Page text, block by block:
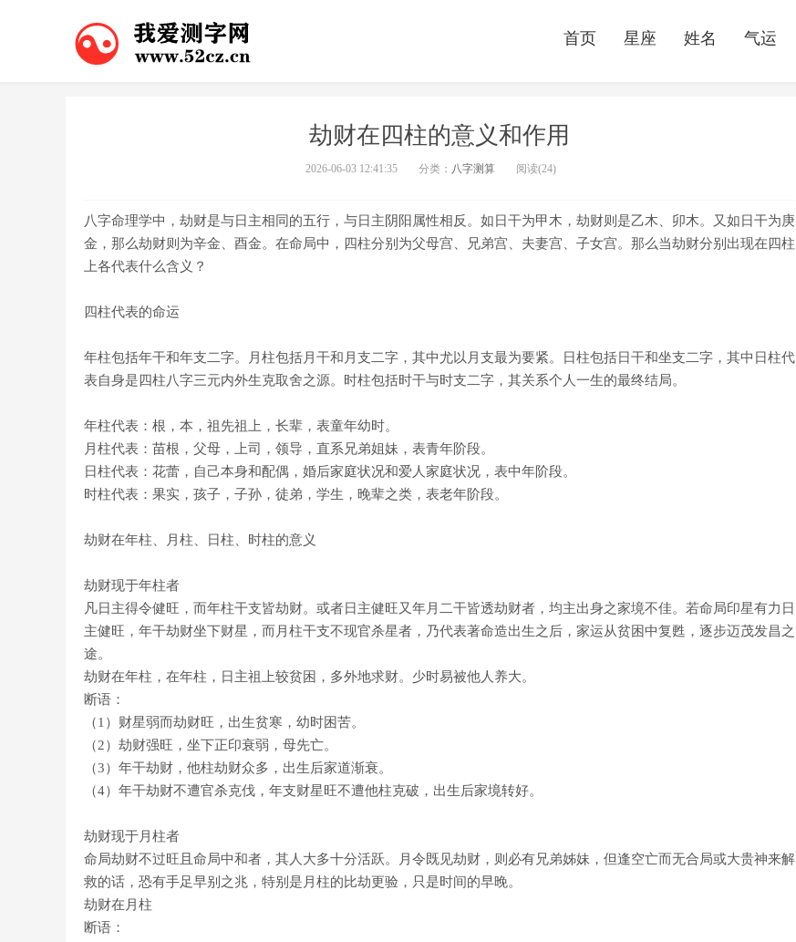
首页 星座 姓名 气运
劫财在四柱的意义和作用
2026-06-03 12:41:35 分类： 八字测算 阅读(24)
八字命理学中，劫财是与日主相同的五行，与日主阴阳属性相反。如日干为甲木，劫财则是乙木、卯木。又如日干为庚
金，那么劫财则为辛金、酉金。在命局中，四柱分别为父母宫、兄弟宫、夫妻宫、子女宫。那么当劫财分别出现在四柱
上各代表什么含义？
四柱代表的命运
年柱包括年干和年支二字。月柱包括月干和月支二字，其中尤以月支最为要紧。日柱包括日干和坐支二字，其中日柱代
表自身是四柱八字三元内外生克取舍之源。时柱包括时干与时支二字，其关系个人一生的最终结局。
年柱代表：根，本，祖先祖上，长辈，表童年幼时。
月柱代表：苗根，父母，上司，领导，直系兄弟姐妹，表青年阶段。
日柱代表：花蕾，自己本身和配偶，婚后家庭状况和爱人家庭状况，表中年阶段。
时柱代表：果实，孩子，子孙，徒弟，学生，晚辈之类，表老年阶段。
劫财在年柱、月柱、日柱、时柱的意义
劫财现于年柱者
凡日主得令健旺，而年柱干支皆劫财。或者日主健旺又年月二干皆透劫财者，均主出身之家境不佳。若命局印星有力日
主健旺，年干劫财坐下财星，而月柱干支不现官杀星者，乃代表著命造出生之后，家运从贫困中复甦，逐步迈茂发昌之
途。
劫财在年柱，在年柱，日主祖上较贫困，多外地求财。少时易被他人养大。
断语：
（1）财星弱而劫财旺，出生贫寒，幼时困苦。
（2）劫财强旺，坐下正印衰弱，母先亡。
（3）年干劫财，他柱劫财众多，出生后家道渐衰。
（4）年干劫财不遭官杀克伐，年支财星旺不遭他柱克破，出生后家境转好。
劫财现于月柱者
命局劫财不过旺且命局中和者，其人大多十分活跃。月令既见劫财，则必有兄弟姊妹，但逢空亡而无合局或大贵神来解
救的话，恐有手足早别之兆，特别是月柱的比劫更验，只是时间的早晚。
劫财在月柱
断语：